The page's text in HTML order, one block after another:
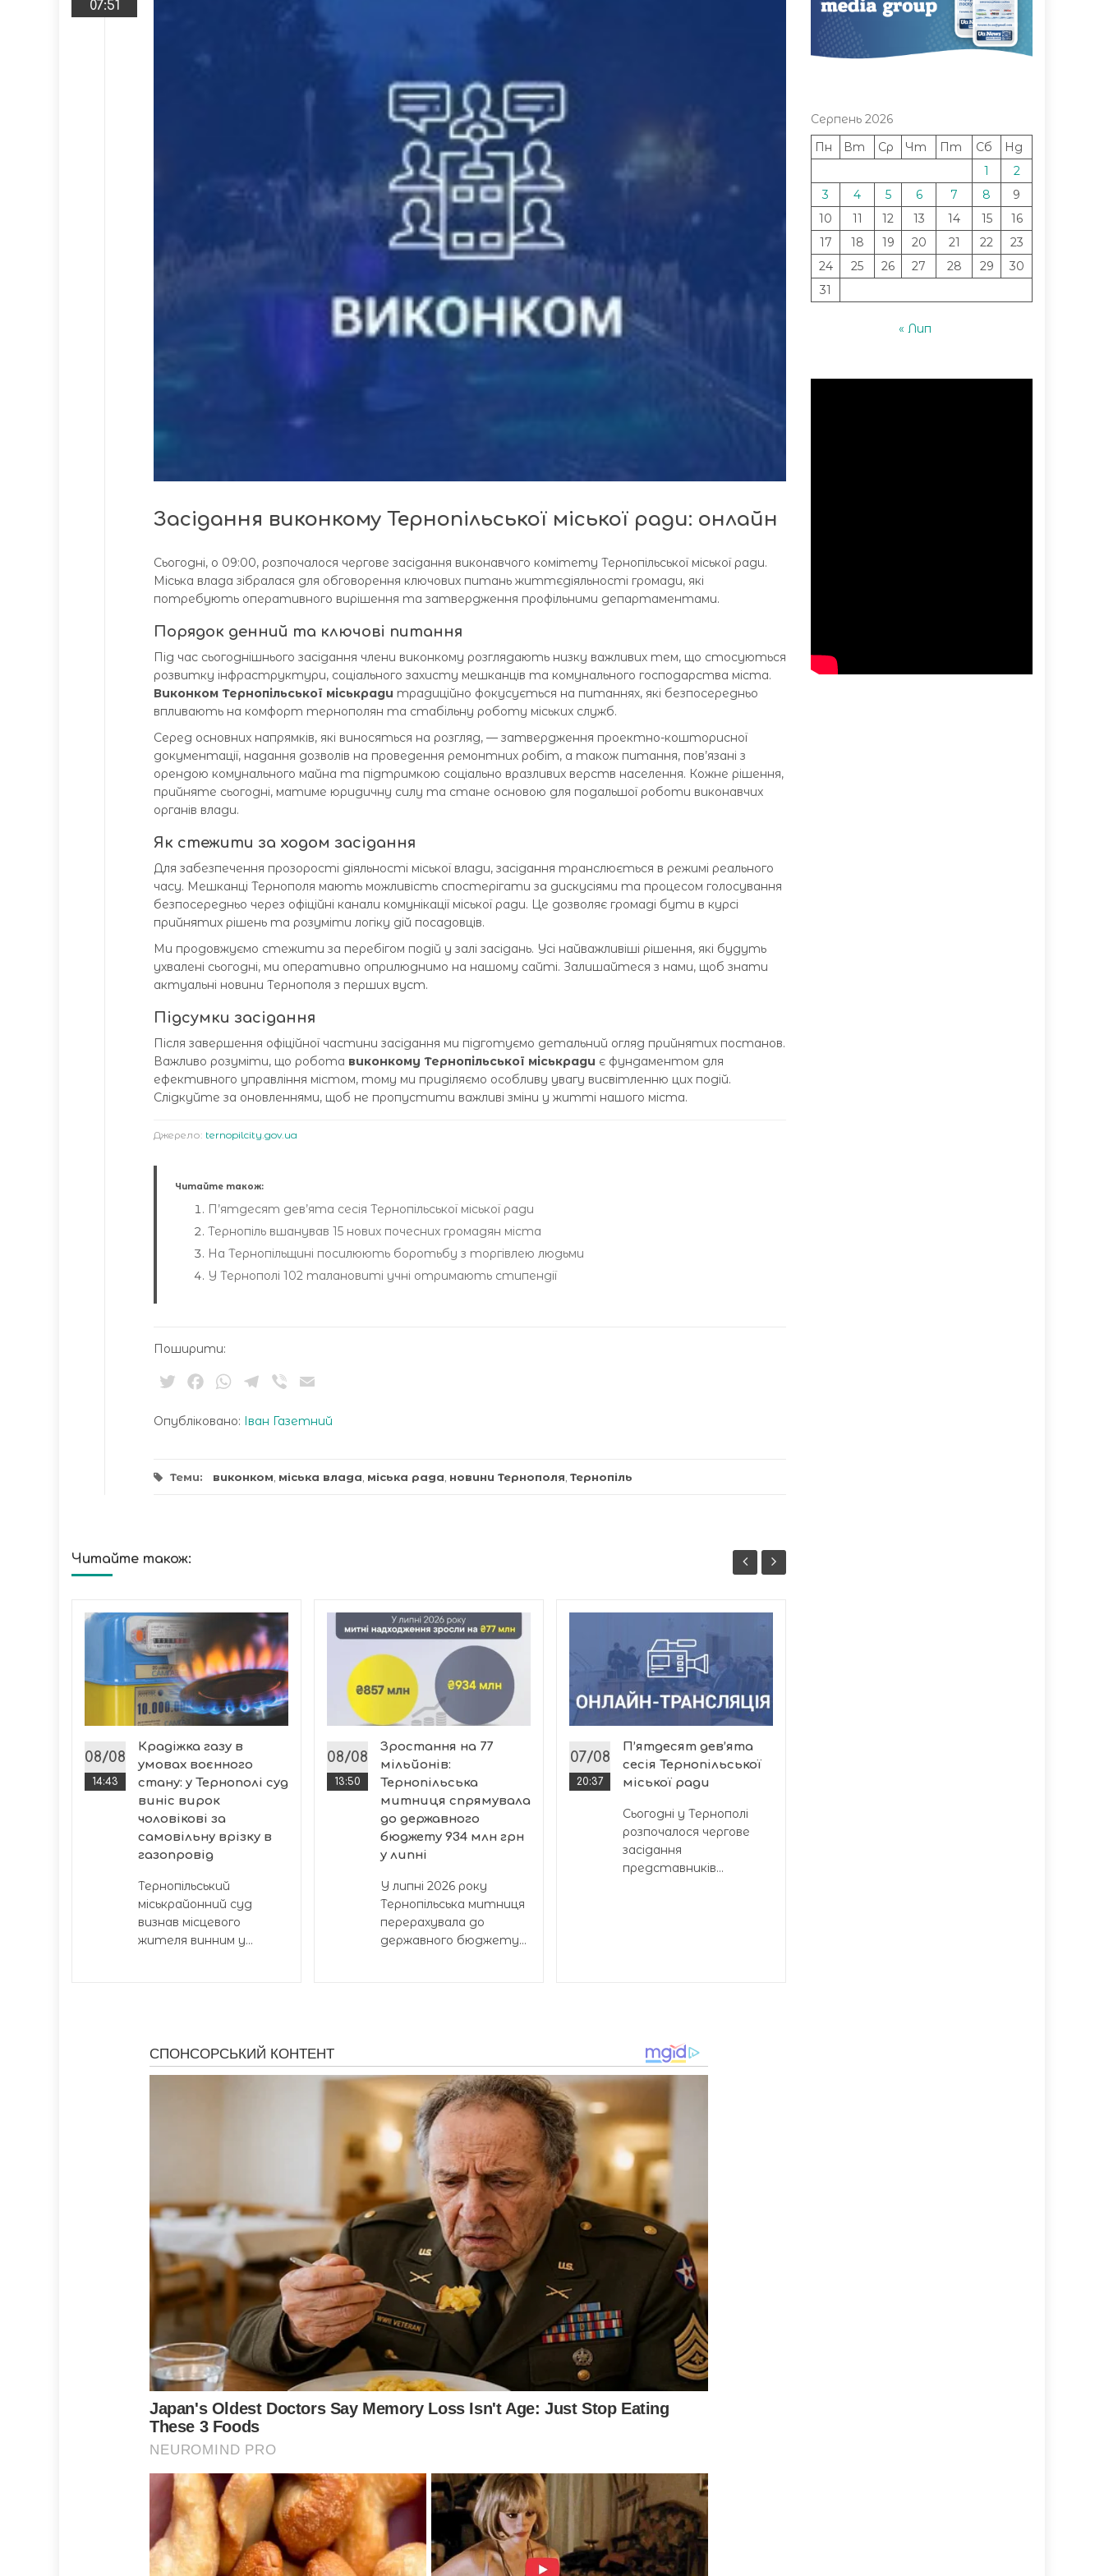
07:51
Засідання виконкому Тернопільської міської ради: онлайн
Сьогодні, о 09:00, розпочалося чергове засідання виконавчого комітету Тернопільської міської ради.
Міська влада зібралася для обговорення ключових питань життєдіяльності громади, які
потребують оперативного вирішення та затвердження профільними департаментами.
Порядок денний та ключові питання
Під час сьогоднішнього засідання члени виконкому розглядають низку важливих тем, що стосуються
розвитку інфраструктури, соціального захисту мешканців та комунального господарства міста.
Виконком Тернопільської міськради традиційно фокусується на питаннях, які безпосередньо
впливають на комфорт тернополян та стабільну роботу міських служб.
Серед основних напрямків, які виносяться на розгляд, — затвердження проектно-кошторисної
документації, надання дозволів на проведення ремонтних робіт, а також питання, пов’язані з
орендою комунального майна та підтримкою соціально вразливих верств населення. Кожне рішення,
прийняте сьогодні, матиме юридичну силу та стане основою для подальшої роботи виконавчих
органів влади.
Як стежити за ходом засідання
Для забезпечення прозорості діяльності міської влади, засідання транслюється в режимі реального
часу. Мешканці Тернополя мають можливість спостерігати за дискусіями та процесом голосування
безпосередньо через офіційні канали комунікації міської ради. Це дозволяє громаді бути в курсі
прийнятих рішень та розуміти логіку дій посадовців.
Ми продовжуємо стежити за перебігом подій у залі засідань. Усі найважливіші рішення, які будуть
ухвалені сьогодні, ми оперативно оприлюднимо на нашому сайті. Залишайтеся з нами, щоб знати
актуальні новини Тернополя з перших вуст.
Підсумки засідання
Після завершення офіційної частини засідання ми підготуємо детальний огляд прийнятих постанов.
Важливо розуміти, що робота виконкому Тернопільської міськради є фундаментом для
ефективного управління містом, тому ми приділяємо особливу увагу висвітленню цих подій.
Слідкуйте за оновленнями, щоб не пропустити важливі зміни у житті нашого міста.
Джерело: ternopilcity.gov.ua
Читайте також:
П’ятдесят дев’ята сесія Тернопільської міської ради
Тернопіль вшанував 15 нових почесних громадян міста
На Тернопільщині посилюють боротьбу з торгівлею людьми
У Тернополі 102 талановиті учні отримають стипендії
Поширити:
TwitterFacebookWhatsApp
Telegram
Viber
Опубліковано: Іван Газетний
Теми: виконком, міська влада, міська рада, новини Тернополя, Тернопіль
Читайте також:
08/08
14:43
Крадіжка газу в
умовах воєнного
стану: у Тернополі суд
виніс вирок
чоловікові за
самовільну врізку в
газопровід
Тернопільський
міськрайонний суд
визнав місцевого
жителя винним у...
08/08
13:50
Зростання на 77
мільйонів:
Тернопільська
митниця спрямувала
до державного
бюджету 934 млн грн
у липні
У липні 2026 року
Тернопільська митниця
перерахувала до
державного бюджету...
07/08
20:37
П’ятдесят дев’ята
сесія Тернопільської
міської ради
Сьогодні у Тернополі
розпочалося чергове
засідання
представників...
Серпень 2026
Пн
Вт Ср Чт Пт Сб
Нд
1
2
3
4 5 6 7 8
9
10
11 12 13 14 15
16
17
18 19 20 21 22
23
24
25 26 27 28 29
30
31
« Лип